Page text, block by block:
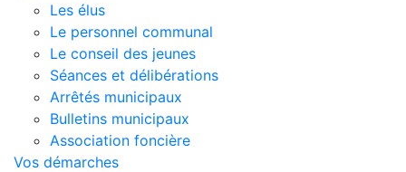
Les élus
Le personnel communal
Le conseil des jeunes
Séances et délibérations
Arrêtés municipaux
Bulletins municipaux
Association foncière
Vos démarches